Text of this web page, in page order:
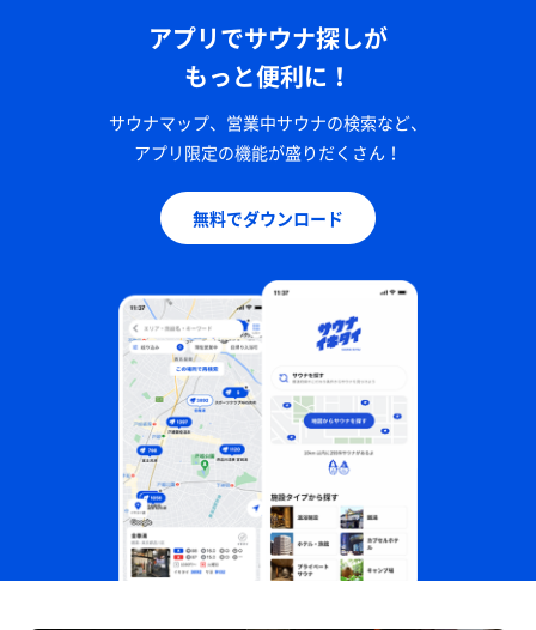
アプリでサウナ探しが
もっと便利に！
サウナマップ、営業中サウナの検索など、
アプリ限定の機能が盛りだくさん！
無料でダウンロード